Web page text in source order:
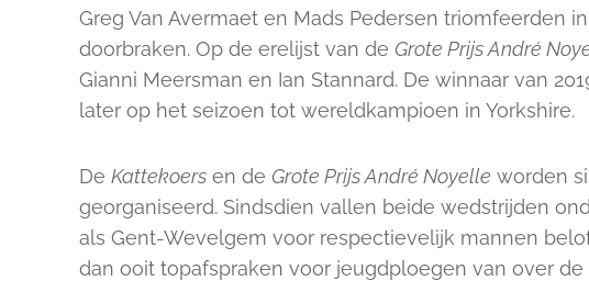
Greg Van Avermaet en Mads Pedersen triomfeerden
doorbraken. Op de erelijst van de Grote Prijs André
Gianni Meersman en Ian Stannard. De winnaar van
later op het seizoen tot wereldkampioen in Yorkshire.
De Kattekoers en de Grote Prijs André Noyelle worden
georganiseerd. Sindsdien vallen beide wedstrijden
als Gent-Wevelgem voor respectievelijk mannen
dan ooit topafspraken voor jeugdploegen van over